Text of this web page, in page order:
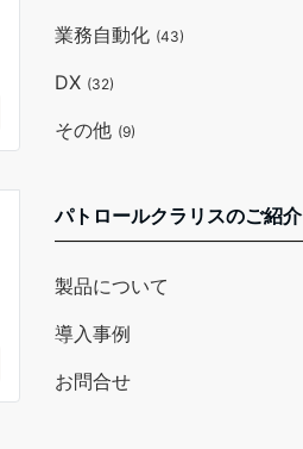
業務自動化 (43)
DX (32)
その他 (9)
パトロールクラリスのご紹介
製品について
導入事例
お問合せ